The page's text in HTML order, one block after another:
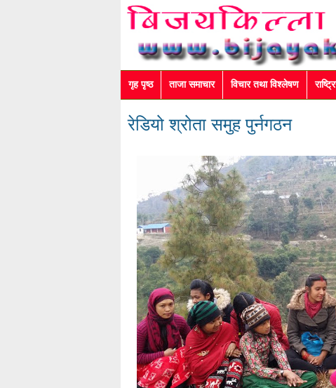
गृह पृष्ठ ताजा समाचार विचार तथा विश्लेषण
रेडियो श्रोता समुह पुर्नगठन